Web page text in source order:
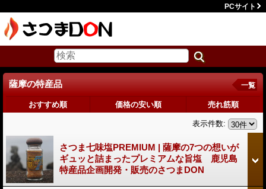
PCサイト
薩摩の特産品 一覧
おすすめ順 価格の安い順 売れ筋順
表示件数:
さつま七味塩PREMIUM | 薩摩の7つの想いが
ギュッと詰まったプレミアムな旨塩 鹿児島
特産品企画開発・販売のさつまDON